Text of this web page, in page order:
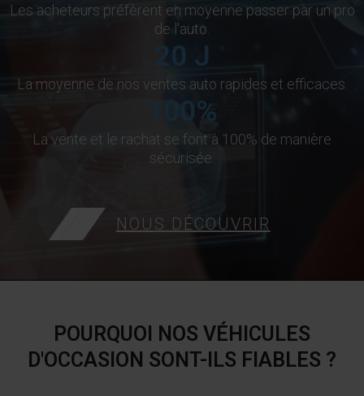
Les acheteurs préfèrent en moyenne passer par un pro
de l'auto.
20 J
La moyenne de nos ventes auto rapides et efficaces.
100%
La vente et le rachat se font à 100% de manière
sécurisée.
NOUS DÉCOUVRIR
POURQUOI NOS VÉHICULES
D'OCCASION SONT-ILS FIABLES ?